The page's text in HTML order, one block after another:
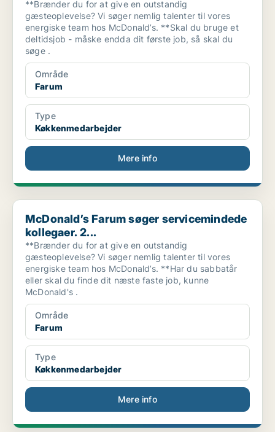
**Brænder du for at give en outstandig
gæsteoplevelse? Vi søger nemlig talenter til vores
energiske team hos McDonald’s. **Skal du bruge et
deltidsjob - måske endda dit første job, så skal du
søge .
Område
Farum
Type
Køkkenmedarbejder
Mere info
McDonald’s Farum søger servicemindede kollegaer. 2...
McDonald’s Farum søger servicemindede
kollegaer. 2...
**Brænder du for at give en outstandig
gæsteoplevelse? Vi søger nemlig talenter til vores
energiske team hos McDonald’s. **Har du sabbatår
eller skal du finde dit næste faste job, kunne
McDonald's .
Område
Farum
Type
Køkkenmedarbejder
Mere info